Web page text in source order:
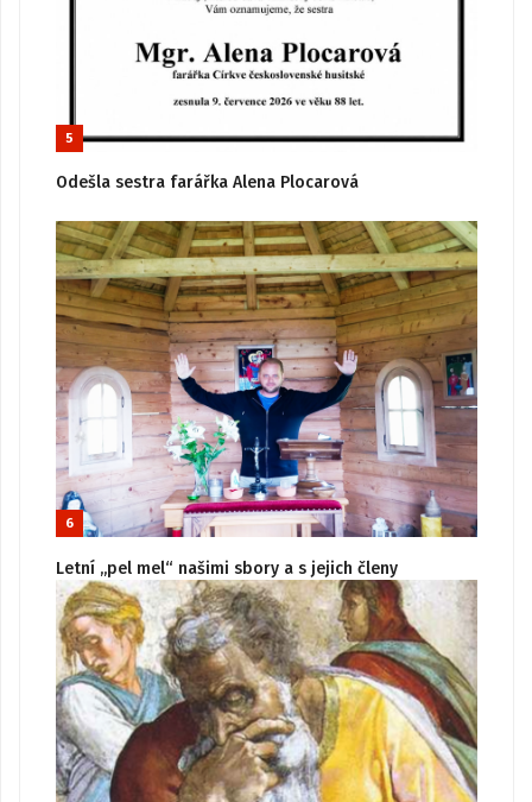
5
Odešla sestra farářka Alena Plocarová
6
Letní „pel mel“ našimi sbory a s jejich členy